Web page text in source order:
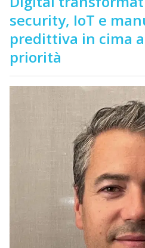
security, IoT e
predittiva in cima
priorità